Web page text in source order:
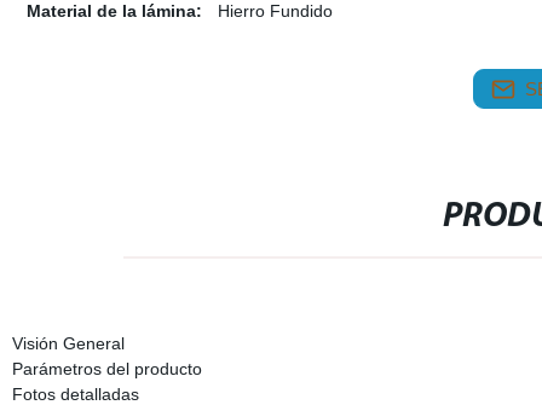
Material de la lámina:
Hierro Fundido
Visión General
Parámetros del producto
Fotos detalladas